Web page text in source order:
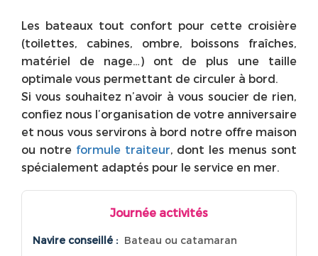
Les bateaux tout confort pour cette croisière
(toilettes, cabines, ombre, boissons fraîches,
matériel de nage…) ont de plus une taille
optimale vous permettant de circuler à bord.
Si vous souhaitez n’avoir à vous soucier de rien,
confiez nous l’organisation de votre anniversaire
et nous vous servirons à bord notre offre maison
ou notre formule traiteur, dont les menus sont
spécialement adaptés pour le service en mer.
Journée activités
Navire conseillé : Bateau ou catamaran